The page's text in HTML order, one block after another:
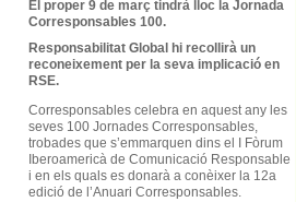
El proper 9 de març tindrà lloc la Jornada
Corresponsables 100.
Responsabilitat Global hi recollirà un
reconeixement per la seva implicació en
RSE.
Corresponsables celebra en aquest any les
seves 100 Jornades Corresponsables,
trobades que s’emmarquen dins el I Fòrum
Iberoamericà de Comunicació Responsable
i en els quals es donarà a conèixer la 12a
edició de l’Anuari Corresponsables.